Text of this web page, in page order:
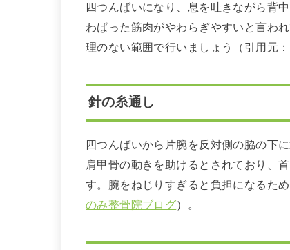
四つんばいになり、息を吐きながら背
わばった筋肉がやわらぎやすいと言わ
理のない範囲で行いましょう（引用元：
針の糸通し
四つんばいから片腕を反対側の脇の下
肩甲骨の動きを助けるとされており、
す。腕をねじりすぎると負担になるた
のみ整骨院ブログ）。